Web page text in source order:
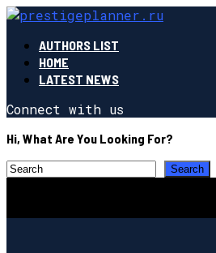
AUTHORS LIST
HOME
LATEST NEWS
Connect with us
Hi, What Are You Looking For?